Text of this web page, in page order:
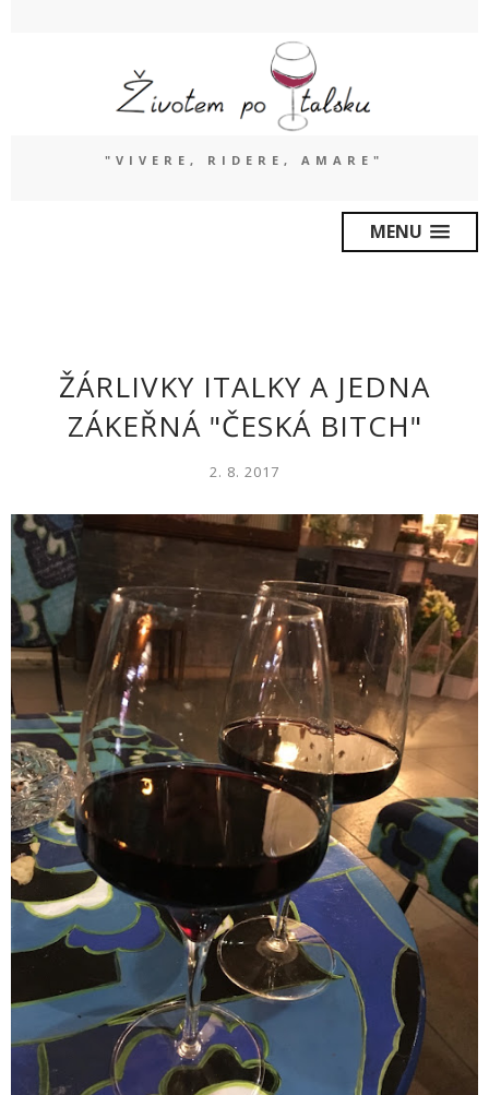
"VIVERE, RIDERE, AMARE"
MENU
ŽÁRLIVKY ITALKY A JEDNA
ZÁKEŘNÁ "ČESKÁ BITCH"
2. 8. 2017